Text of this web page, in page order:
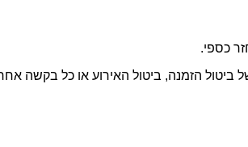
בגובה 5 ש״ח אינם מוחזרים גם במקרה של ביטול הזמנה,